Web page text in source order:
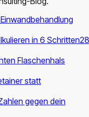
in 6 Schritten
Flaschenhals
statt
gegen dein